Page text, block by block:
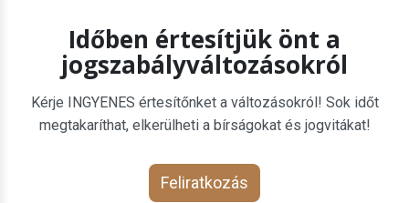
Időben értesítjük önt a
jogszabályváltozásokról
Kérje INGYENES értesítőnket a változásokról! Sok időt
megtakaríthat, elkerülheti a bírságokat és jogvitákat!
Feliratkozás